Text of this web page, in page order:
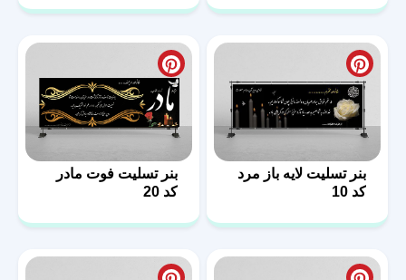
بنر تسلیت لایه باز مرد
کد 10
بنر تسلیت فوت مادر
کد 20